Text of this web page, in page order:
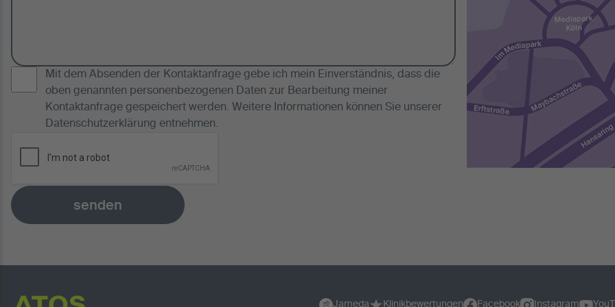
Mit dem Absenden der Kontaktanfrage gebe ich mein Einverständnis, dass die
oben genannten personenbezogenen Daten zur Bearbeitung meiner
Kontaktanfrage gespeichert werden. Weitere Informationen können Sie unserer
Datenschutzerklärung entnehmen.
senden
Jameda Klinikbewertungen Facebook Instagram